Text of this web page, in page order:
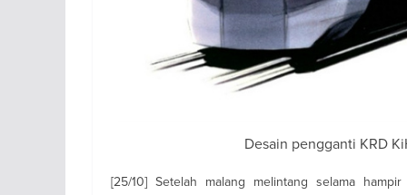
Desain pengganti KRD
[25/10] Setelah malang melintang selama